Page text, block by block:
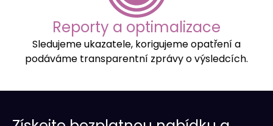
Reporty a optimalizace
Sledujeme ukazatele, korigujeme opatření a
podáváme transparentní zprávy o výsledcích.